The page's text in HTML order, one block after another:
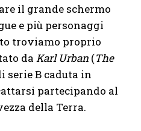
il grande schermo
e più personaggi
troviamo proprio
da Karl Urban (The
serie B caduta in
partecipando al
della Terra.